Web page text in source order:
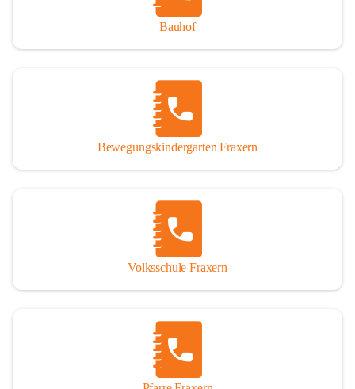
Bauhof
Bewegungskindergarten Fraxern
Volksschule Fraxern